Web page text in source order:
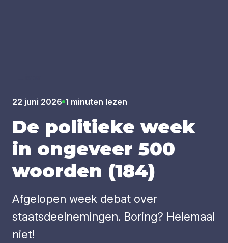
22 juni 2026 1 minuten lezen
De poli­tie­ke week
in onge­veer 500
woor­den (184)
Afgelopen week debat over
staatsdeelnemingen. Boring? Helemaal
niet!